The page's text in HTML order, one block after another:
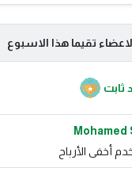
تقيما هذا الاسبوع
ثابت
Mohamed
أخفى الأرباح